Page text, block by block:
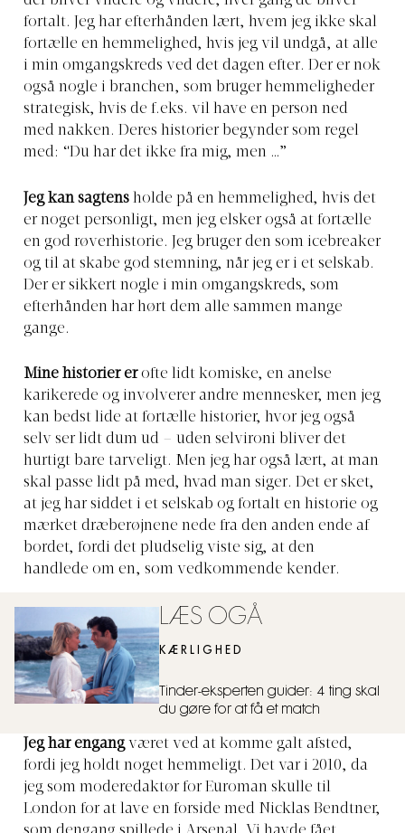
fortalt. Jeg har efterhånden lært, hvem jeg ikke skal
fortælle en hemmelighed, hvis jeg vil undgå, at alle
i min omgangskreds ved det dagen efter. Der er nok
også nogle i branchen, som bruger hemmeligheder
strategisk, hvis de f.eks. vil have en person ned
med nakken. Deres historier begynder som regel
med: “Du har det ikke fra mig, men …”
Jeg kan sagtens holde på en hemmelighed, hvis det
er noget personligt, men jeg elsker også at fortælle
en god røverhistorie. Jeg bruger den som icebreaker
og til at skabe god stemning, når jeg er i et selskab.
Der er sikkert nogle i min omgangskreds, som
efterhånden har hørt dem alle sammen mange
gange.
Mine historier erofte lidt komiske, en anelse
karikerede og involverer andre mennesker, men jeg
kan bedst lide at fortælle historier, hvor jeg også
selv ser lidt dum ud – uden selvironi bliver det
hurtigt bare tarveligt. Men jeg har også lært, at man
skal passe lidt på med, hvad man siger. Det er sket,
at jeg har siddet i et selskab og fortalt en historie og
mærket dræberøjnene nede fra den anden ende af
bordet, fordi det pludselig viste sig, at den
handlede om en, som vedkommende kender.
LÆS OGÅ
KÆRLIGHED
Tinder-eksperten guider: 4 ting skal
du gøre for at få et match
Jeg har engangværet ved at komme galt afsted,
fordi jeg holdt noget hemmeligt. Det var i 2010, da
jeg som moderedaktør for Euroman skulle til
London for at lave en forside med Nicklas Bendtner,